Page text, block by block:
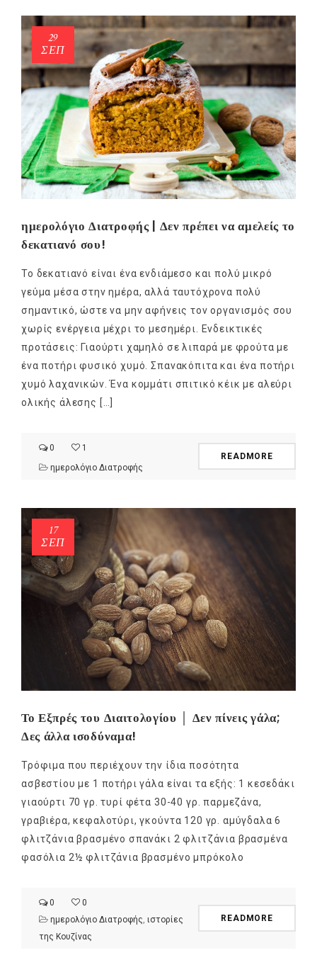
29
ΣΕΠ
ημερολόγιο Διατροφής | Δεν πρέπει να αμελείς το
δεκατιανό σου!
Το δεκατιανό είναι ένα ενδιάμεσο και πολύ μικρό
γεύμα μέσα στην ημέρα, αλλά ταυτόχρονα πολύ
σημαντικό, ώστε να μην αφήνεις τον οργανισμός σου
χωρίς ενέργεια μέχρι το μεσημέρι. Ενδεικτικές
προτάσεις: Γιαούρτι χαμηλό σε λιπαρά με φρούτα με
ένα ποτήρι φυσικό χυμό. Σπανακόπιτα και ένα ποτήρι
χυμό λαχανικών. Ένα κομμάτι σπιτικό κέικ με αλεύρι
ολικής άλεσης […]
0
1
ημερολόγιο Διατροφής
READMORE
17
ΣΕΠ
Το Εξπρές του Διαιτολογίου │ Δεν πίνεις γάλα;
Δες άλλα ισοδύναμα!
Τρόφιμα που περιέχουν την ίδια ποσότητα
ασβεστίου με 1 ποτήρι γάλα είναι τα εξής: 1 κεσεδάκι
γιαούρτι 70 γρ. τυρί φέτα 30-40 γρ. παρμεζάνα,
γραβιέρα, κεφαλοτύρι, γκούντα 120 γρ. αμύγδαλα 6
φλιτζάνια βρασμένο σπανάκι 2 φλιτζάνια βρασμένα
φασόλια 2½ φλιτζάνια βρασμένο μπρόκολο
0
0
ημερολόγιο Διατροφής, ιστορίες
της Κουζίνας
READMORE